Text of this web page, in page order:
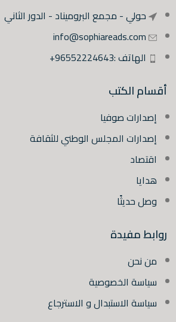
حولي - مجمع البروميناد - الدور الثاني
info@sophiareads.com
الهاتف :96552224643+
أقسام الكتب
إصدارات صوفيا
إصدارات المجلس الوطني للثقافة
اقتصاد
هدايا
وصل حديثًا
روابط مفيدة
من نحن
سياسة الخصوصية
سياسة الاستبدال و الاسترجاع